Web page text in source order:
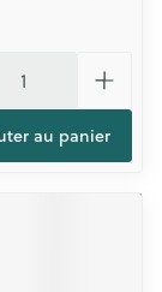
au panier